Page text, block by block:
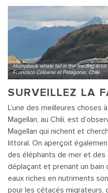
Humpback whale tail in the feeding
Francisco Coloane at Patagonia, Chile
SURVEILLEZ LA
L’une des meilleures choses
Magellan, au Chili, est
Magellan qui nichent et
littoral. On aperçoit
des éléphants de mer et des
déplaçant et prenant un bain
eaux riches en nutriments
pour les cétacés migrateurs,